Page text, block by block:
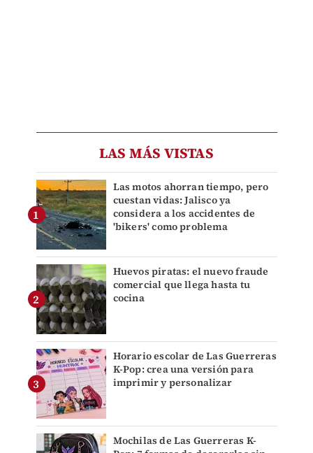
LAS MÁS VISTAS
Las motos ahorran tiempo, pero
cuestan vidas: Jalisco ya
considera a los accidentes de
'bikers' como problema
Huevos piratas: el nuevo fraude
comercial que llega hasta tu
cocina
Horario escolar de Las Guerreras
K-Pop: crea una versión para
imprimir y personalizar
Mochilas de Las Guerreras K-